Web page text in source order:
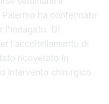
ha confermato
l'indagato. Di
l’accoltellamento di
ricoverato in
intervento chirurgico